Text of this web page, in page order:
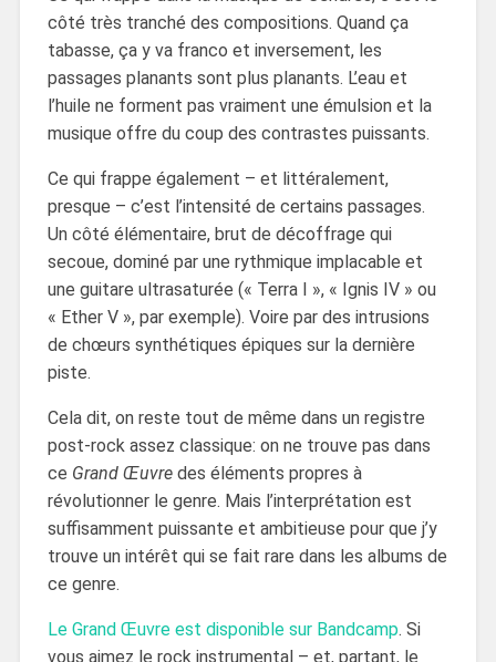
côté très tranché des compositions. Quand ça
tabasse, ça y va franco et inversement, les
passages planants sont plus planants. L’eau et
l’huile ne forment pas vraiment une émulsion et la
musique offre du coup des contrastes puissants.
Ce qui frappe également – et littéralement,
presque – c’est l’intensité de certains passages.
Un côté élémentaire, brut de décoffrage qui
secoue, dominé par une rythmique implacable et
une guitare ultrasaturée (« Terra I », « Ignis IV » ou
« Ether V », par exemple). Voire par des intrusions
de chœurs synthétiques épiques sur la dernière
piste.
Cela dit, on reste tout de même dans un registre
post-rock assez classique: on ne trouve pas dans
ce Grand Œuvredes éléments propres à
révolutionner le genre. Mais l’interprétation est
suffisamment puissante et ambitieuse pour que j’y
trouve un intérêt qui se fait rare dans les albums de
ce genre.
Le Grand Œuvre est disponible sur Bandcamp. Si
vous aimez le rock instrumental – et, partant, le